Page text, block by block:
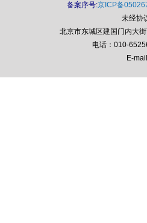
备案序号:京ICP备
未经协
北京市东城区建国门内大
电话：010-
E-